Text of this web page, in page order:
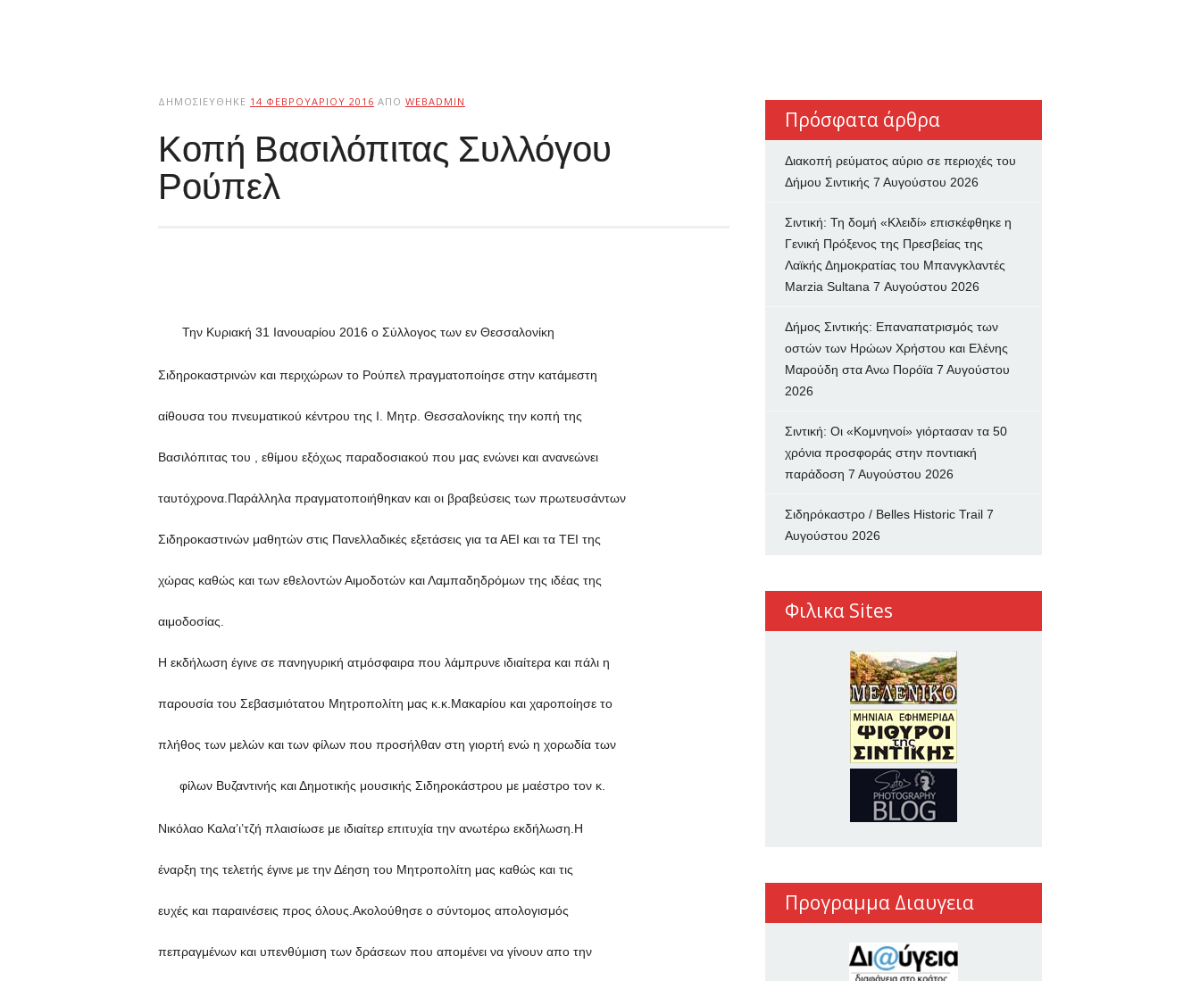
ΔΗΜΟΣΙΕΎΘΗΚΕ 14 ΦΕΒΡΟΥΑΡΊΟΥ 2016 ΑΠΌ WEBADMIN
Κοπή Βασιλόπιτας Συλλόγου
Ρούπελ
Την Κυριακή 31 Ιανουαρίου 2016 ο Σύλλογος των εν Θεσσαλονίκη
Σιδηροκαστρινών και περιχώρων το Ρούπελ πραγματοποίησε στην κατάμεστη
αίθουσα του πνευματικού κέντρου της Ι. Μητρ. Θεσσαλονίκης την κοπή της
Βασιλόπιτας του , εθίμου εξόχως παραδοσιακού που μας ενώνει και ανανεώνει
ταυτόχρονα.Παράλληλα πραγματοποιήθηκαν και οι βραβεύσεις των πρωτευσάντων
Σιδηροκαστινών μαθητών στις Πανελλαδικές εξετάσεις για τα ΑΕΙ και τα ΤΕΙ της
χώρας καθώς και των εθελοντών Αιμοδοτών και Λαμπαδηδρόμων της ιδέας της
αιμοδοσίας.
Η εκδήλωση έγινε σε πανηγυρική ατμόσφαιρα που λάμπρυνε ιδιαίτερα και πάλι η
παρουσία του Σεβασμιότατου Μητροπολίτη μας κ.κ.Μακαρίου και χαροποίησε το
πλήθος των μελών και των φίλων που προσήλθαν στη γιορτή ενώ η χορωδία των
φίλων Βυζαντινής και Δημοτικής μουσικής Σιδηροκάστρου με μαέστρο τον κ.
Νικόλαο Καλα’ι’τζή πλαισίωσε με ιδιαίτερ επιτυχία την ανωτέρω εκδήλωση.Η
έναρξη της τελετής έγινε με την Δέηση του Μητροπολίτη μας καθώς και τις
ευχές και παραινέσεις προς όλους.Ακολούθησε ο σύντομος απολογισμός
πεπραγμένων και υπενθύμιση των δράσεων που απομένει να γίνουν απο την
Πρόσφατα άρθρα
Διακοπή ρεύματος αύριο σε περιοχές του
Δήμου Σιντικής 7 Αυγούστου 2026
Σιντική: Τη δομή «Κλειδί» επισκέφθηκε η
Γενική Πρόξενος της Πρεσβείας της
Λαϊκής Δημοκρατίας του Μπανγκλαντές
Marzia Sultana 7 Αυγούστου 2026
Δήμος Σιντικής: Επαναπατρισμός των
oστών των Ηρώων Χρήστου και Ελένης
Μαρούδη στα Ανω Πορόϊα 7 Αυγούστου
2026
Σιντική: Οι «Κομνηνοί» γιόρτασαν τα 50
χρόνια προσφοράς στην ποντιακή
παράδοση 7 Αυγούστου 2026
Σιδηρόκαστρο / Belles Historic Trail 7
Αυγούστου 2026
Φιλικα Sites
Προγραμμα Διαυγεια